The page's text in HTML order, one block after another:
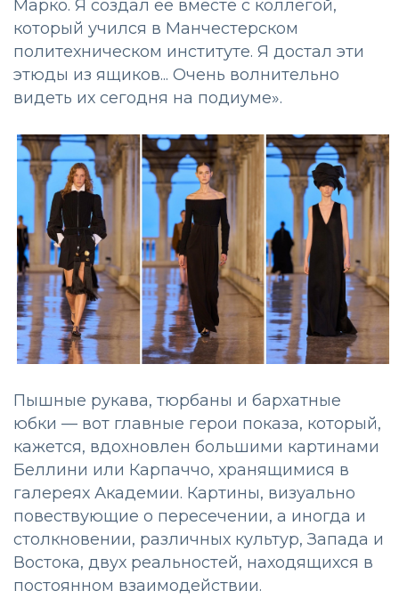
Марко. Я создал ее вместе с коллегой,
который учился в Манчестерском
политехническом институте. Я достал эти
этюды из ящиков... Очень волнительно
видеть их сегодня на подиуме».
Пышные рукава, тюрбаны и бархатные
юбки — вот главные герои показа, который,
кажется, вдохновлен большими картинами
Беллини или Карпаччо, хранящимися в
галереях Академии. Картины, визуально
повествующие о пересечении, а иногда и
столкновении, различных культур, Запада и
Востока, двух реальностей, находящихся в
постоянном взаимодействии.